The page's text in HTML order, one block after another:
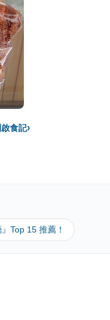
啟食記›
Top 15 推薦！